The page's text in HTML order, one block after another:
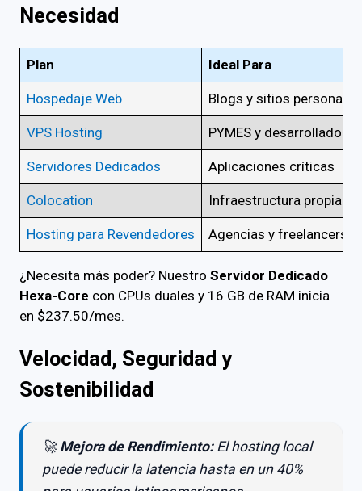
Necesidad
Plan Ideal Para
Hospedaje Web Blogs y sitios personales
VPS Hosting PYMES y desarrolladores
Servidores Dedicados Aplicaciones críticas
Colocation Infraestructura propia
Hosting para Revendedores Agencias y freelancers
¿Necesita más poder? Nuestro Servidor Dedicado
Hexa-Core con CPUs duales y 16 GB de RAM inicia
en $237.50/mes.
Velocidad, Seguridad y
Sostenibilidad
🚀 Mejora de Rendimiento:El hosting local
puede reducir la latencia hasta en un 40%